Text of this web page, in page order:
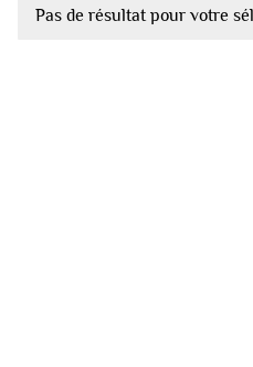
Pas de résultat pour votre